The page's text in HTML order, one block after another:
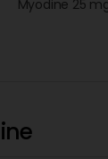
Myodine 25